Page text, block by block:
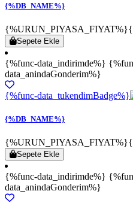
{%DB_NAME%}
{%URUN_PIYASA_FIYAT%}
Sepete Ekle
{%func-data_indirimde%}
data_anindaGonderim%}
{%func-data_tukendimBadge%}
{%DB_NAME%}
{%URUN_PIYASA_FIYAT%}
Sepete Ekle
{%func-data_indirimde%}
data_anindaGonderim%}